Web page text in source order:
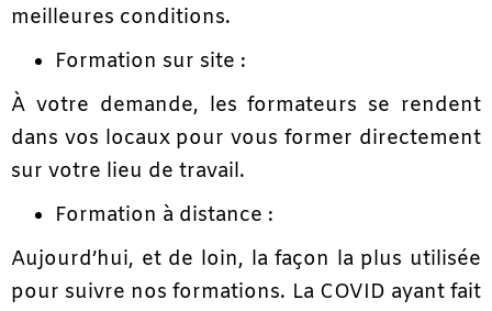
meilleures conditions.
Formation sur site :
À votre demande, les formateurs se rendent
dans vos locaux pour vous former directement
sur votre lieu de travail.
Formation à distance :
Aujourd’hui, et de loin, la façon la plus utilisée
pour suivre nos formations. La COVID ayant fait